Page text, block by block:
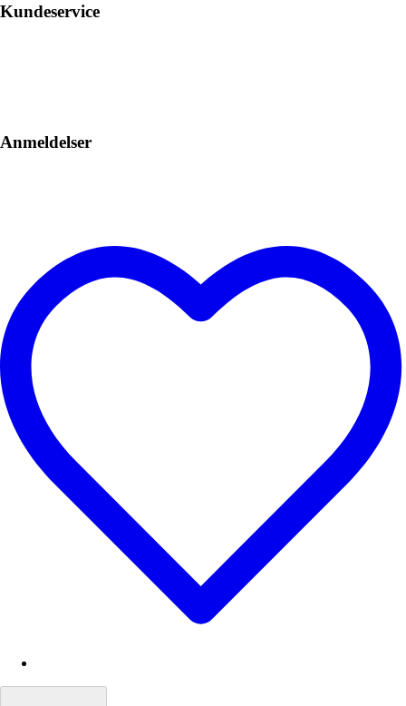
Kundeservice
Anmeldelser